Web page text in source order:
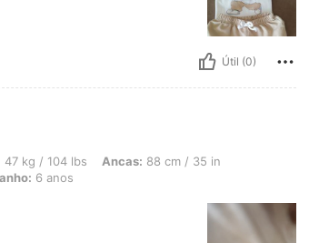
Útil (0)
Ancas: 88 cm / 35 in, Cintura: 70 cm / 28 in, Busto: 78 cm /
47 kg / 104 lbs Ancas: 88 cm / 35 in
6 anos